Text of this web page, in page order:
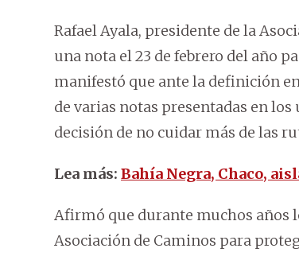
Rafael Ayala, presidente de la
una nota el 23 de febrero del año
manifestó que ante la definición
de varias notas presentadas en
decisión de no cuidar más de las
Lea más: Bahía Negra, Chaco,
Afirmó que durante muchos años
Asociación de Caminos para